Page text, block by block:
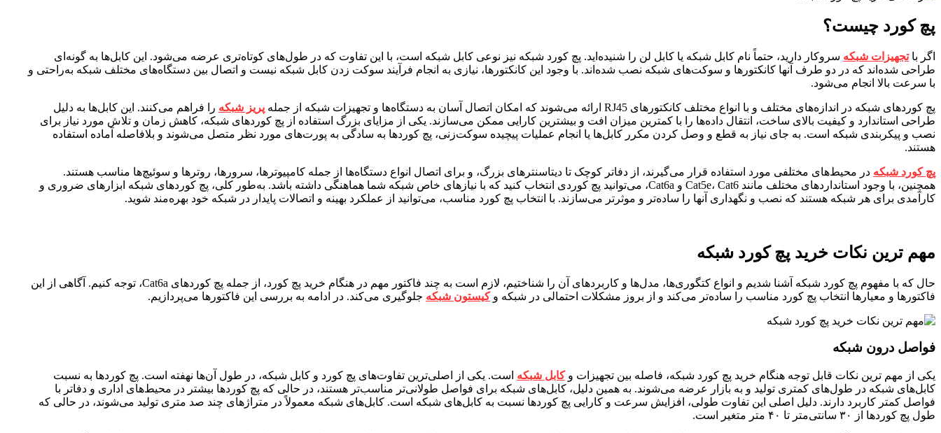
پچ کورد چیست؟
اگر باتجهیزات شبکه سروکار دارید، حتماً نام کابل شبکه یا کابل لن را شنیده‌اید. پچ کورد شبکه نیز نوعی کابل شبکه است، با این تفاوت که در طول‌های کوتاه‌تری عرضه می‌شود. این کابل‌ها به گونه‌ای
طراحی شده‌اند که در دو طرف آنها کانکتورها و سوکت‌های شبکه نصب شده‌اند. با وجود این کانکتورها، نیازی به انجام فرآیند سوکت زدن کابل شبکه نیست و اتصال بین دستگاه‌های مختلف شبکه به‌راحتی و
با سرعت بالا انجام می‌شود.
پچ کوردهای شبکه در اندازه‌های مختلف و با انواع مختلف کانکتورهای RJ45 ارائه می‌شوند که امکان اتصال آسان به دستگاه‌ها و تجهیزات شبکه از جمله پریز شبکه را فراهم می‌کنند. این کابل‌ها به دلیل
طراحی استاندارد و کیفیت بالای ساخت، انتقال داده‌ها را با کمترین میزان افت و بیشترین کارایی ممکن می‌سازند. یکی از مزایای بزرگ استفاده از پچ کوردهای شبکه، کاهش زمان و تلاش مورد نیاز برای
نصب و پیکربندی شبکه است. به جای نیاز به قطع و وصل کردن مکرر کابل‌ها یا انجام عملیات پیچیده سوکت‌زنی، پچ کوردها به سادگی به پورت‌های مورد نظر متصل می‌شوند و بلافاصله آماده استفاده
هستند.
پچ کورد شبکه در محیط‌های مختلفی مورد استفاده قرار می‌گیرند، از دفاتر کوچک تا دیتاسنترهای بزرگ، و برای اتصال انواع دستگاه‌ها از جمله کامپیوترها، سرورها، روترها و سوئیچ‌ها مناسب هستند.
همچنین، با وجود استانداردهای مختلف مانند Cat5e، Cat6 و Cat6a، می‌توانید پچ کوردی انتخاب کنید که با نیازهای خاص شبکه شما هماهنگی داشته باشد. به‌طور کلی، پچ کوردهای شبکه ابزارهای ضروری و
کارآمدی برای هر شبکه هستند که نصب و نگهداری آنها را ساده‌تر و موثرتر می‌سازند. با انتخاب پچ کورد مناسب، می‌توانید از عملکرد بهینه و اتصالات پایدار در شبکه خود بهره‌مند شوید.
مهم ترین نکات خرید پچ کورد شبکه
حال که با مفهوم پچ کورد شبکه آشنا شدیم و انواع کتگوری‌ها، مدل‌ها و کاربردهای آن را شناختیم، لازم است به چند فاکتور مهم در هنگام خرید پچ کورد، از جمله پچ کوردهای Cat6a، توجه کنیم. آگاهی از این
فاکتورها و معیارها انتخاب پچ کورد مناسب را ساده‌تر می‌کند و از بروز مشکلات احتمالی در شبکه وکیستون شبکه جلوگیری می‌کند. در ادامه به بررسی این فاکتورها می‌پردازیم.
فواصل درون شبکه
یکی از مهم ترین نکات قابل توجه هنگام خرید پچ کورد شبکه، فاصله بین تجهیزات وکابل شبکه است. یکی از اصلی‌ترین تفاوت‌های پچ کورد و کابل شبکه، در طول آن‌ها نهفته است. پچ کورد‌ها به نسبت
کابل‌های شبکه در طول‌های کمتری تولید و به بازار عرضه می‌شوند. به همین دلیل، کابل‌های شبکه برای فواصل طولانی‌تر مناسب‌تر هستند، در حالی که پچ کوردها بیشتر در محیط‌های اداری و دفاتر با
فواصل کمتر کاربرد دارند. دلیل اصلی این تفاوت طولی، افزایش سرعت و کارایی پچ کوردها نسبت به کابل‌های شبکه است. کابل‌های شبکه معمولاً در متراژهای چند صد متری تولید می‌شوند، در حالی که
طول پچ کوردها از ۳۰ سانتی‌متر تا ۴۰ متر متغیر است.